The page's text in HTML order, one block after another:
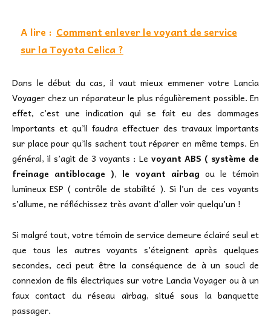
A lire : Comment enlever le voyant de service
sur la Toyota Celica ?
Dans le début du cas, il vaut mieux emmener votre Lancia
Voyager chez un réparateur le plus régulièrement possible. En
effet, c’est une indication qui se fait eu des dommages
importants et qu’il faudra effectuer des travaux importants
sur place pour qu’ils sachent tout réparer en même temps. En
général, il s’agit de 3 voyants : Le voyant ABS ( système de
freinage antiblocage ), le voyant airbag ou le témoin
lumineux ESP ( contrôle de stabilité ). Si l’un de ces voyants
s’allume, ne réfléchissez très avant d’aller voir quelqu’un !
Si malgré tout, votre témoin de service demeure éclairé seul et
que tous les autres voyants s’éteignent après quelques
secondes, ceci peut être la conséquence de à un souci de
connexion de fils électriques sur votre Lancia Voyager ou à un
faux contact du réseau airbag, situé sous la banquette
passager.